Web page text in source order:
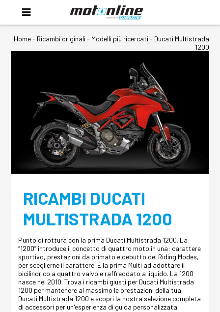
Home- Ricambi originali - Modelli più ricercati - Ducati Multistrada
1200
RICAMBI DUCATI
MULTISTRADA 1200
Punto di rottura con la prima Ducati Multistrada 1200. La
“1200” introduce il concetto di quattro moto in una: carattere
sportivo, prestazioni da primato e debutto dei Riding Modes,
per sceglierne il carattere. È la prima Multi ad adottare il
bicilindrico a quattro valvole raffreddato a liquido. La 1200
nasce nel 2010. Trova i ricambi giusti per Ducati Multistrada
1200 per mantenere al massimo le prestazioni della tua
Ducati Multistrada 1200 e scopri la nostra selezione completa
di accessori per un'esperienza di guida personalizzata